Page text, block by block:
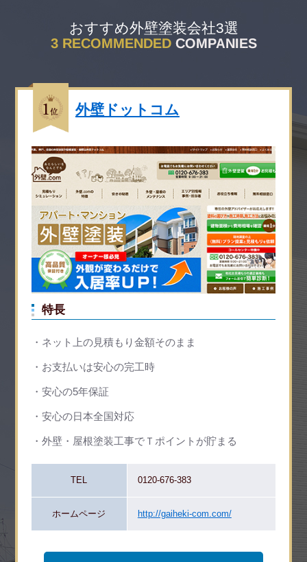
おすすめ外壁塗装会社3選
外壁ドットコム
特長
ネット上の見積もり金額そのまま
お支払いは安心の完工時
安心の5年保証
安心の日本全国対応
外壁・屋根塗装工事でＴポイントが貯まる
TEL 0120-676-383
ホームページ http://gaiheki-com.com/